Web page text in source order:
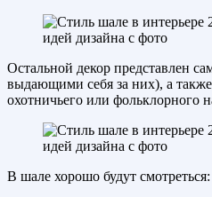
Остальной декор представлен
выдающими себя за них), а
охотничьего или фольклорного
В шале хорошо будут смотреться: